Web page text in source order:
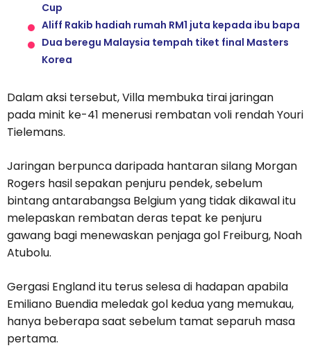
Cup
Aliff Rakib hadiah rumah RM1 juta kepada ibu bapa
Dua beregu Malaysia tempah tiket final Masters
Korea
Dalam aksi tersebut, Villa membuka tirai jaringan
pada minit ke-41 menerusi rembatan voli rendah Youri
Tielemans.
Jaringan berpunca daripada hantaran silang Morgan
Rogers hasil sepakan penjuru pendek, sebelum
bintang antarabangsa Belgium yang tidak dikawal itu
melepaskan rembatan deras tepat ke penjuru
gawang bagi menewaskan penjaga gol Freiburg, Noah
Atubolu.
Gergasi England itu terus selesa di hadapan apabila
Emiliano Buendia meledak gol kedua yang memukau,
hanya beberapa saat sebelum tamat separuh masa
pertama.